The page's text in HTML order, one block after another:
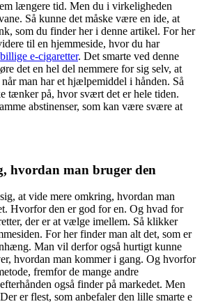
længere tid. Men du i virkeligheden
Så kunne det måske være en ide, at
som du finder her i denne artikel. For her
til en hjemmeside, hvor du har
billige e-cigaretter. Det smarte ved denne
det en hel del nemmere for sig selv, at
man har et hjælpemiddel i hånden. Så
tænker på, hvor svært det er hele tiden.
abstinenser, som kan være svære at
hvordan man bruger den
at vide mere omkring, hvordan man
Hvorfor den er god for en. Og hvad for
der er at vælge imellem. Så klikker
For her finder man alt det, som er
Man vil derfor også hurtigt kunne
hvordan man kommer i gang. Og hvorfor
fremfor de mange andre
også finder på markedet. Men
er flest, som anbefaler den lille smarte e